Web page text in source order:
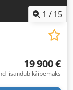
1 / 15
19 900 €
lisandub käibemaks